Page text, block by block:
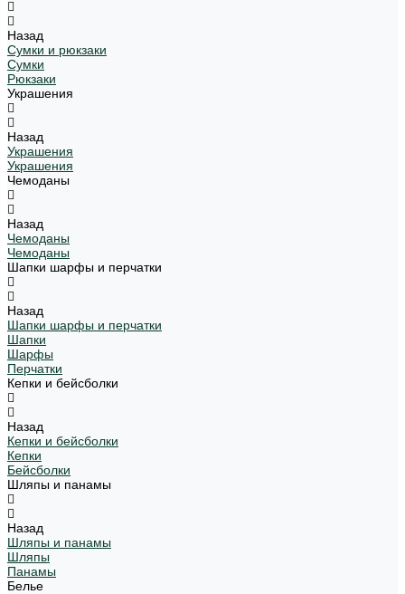
Назад
Сумки и рюкзаки
Сумки
Рюкзаки
Украшения
Назад
Украшения
Украшения
Чемоданы
Назад
Чемоданы
Чемоданы
Шапки шарфы и перчатки
Назад
Шапки шарфы и перчатки
Шапки
Шарфы
Перчатки
Кепки и бейсболки
Назад
Кепки и бейсболки
Кепки
Бейсболки
Шляпы и панамы
Назад
Шляпы и панамы
Шляпы
Панамы
Белье